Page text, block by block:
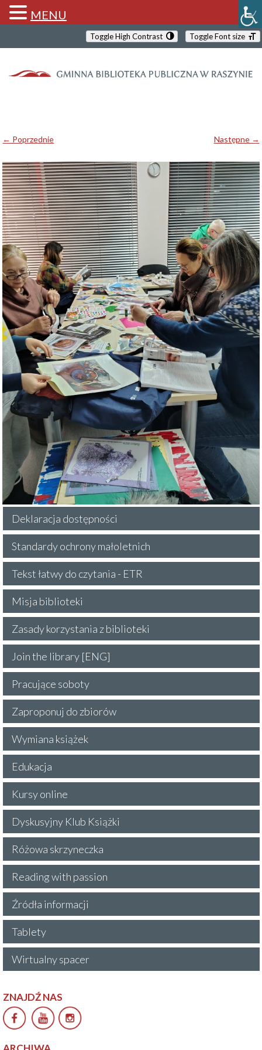
Toggle High Contrast Toggle Font size
← Poprzednie Następne →
Deklaracja dostępności
Standardy ochrony małoletnich
Tekst łatwy do czytania - ETR
Misja biblioteki
Zasady korzystania z biblioteki
Join the library [ENG]
Pracujące soboty
Zaproponuj do zbiorów
Wymiana książek
Edukacja
Kursy online
Dyskusyjny Klub Książki
Różowa skrzyneczka
Reading with passion
Źródła informacji
Tablety
Wirtualny spacer
ZNAJDŹ NAS
MENU